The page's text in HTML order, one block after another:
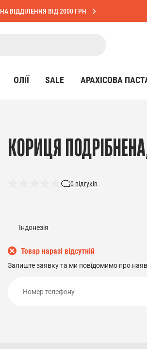
ВІДДІЛЕННЯ ВІД 2000 ГРН
ОЛІЇ SALE АРАХІСОВА
КОРИЦЯ
0 відгуків
Індонезія
Товар наразі відсутній
Залиште заявку та ми повідомимо про